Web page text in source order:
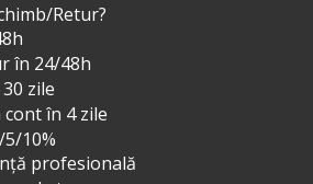
Retur?
în 24/48h
zile
în 4 zile
5/10%
profesională